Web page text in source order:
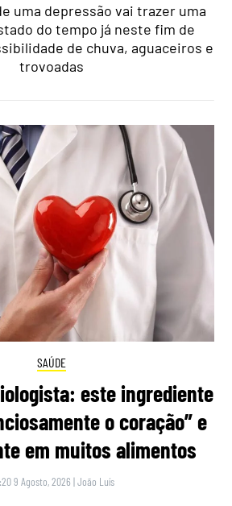
uma depressão vai trazer uma
do tempo já neste fim de
de chuva, aguaceiros e
trovoadas
SAÚDE
este ingrediente
o coração” e
em muitos alimentos
9 Agosto, 2026 |João Luís